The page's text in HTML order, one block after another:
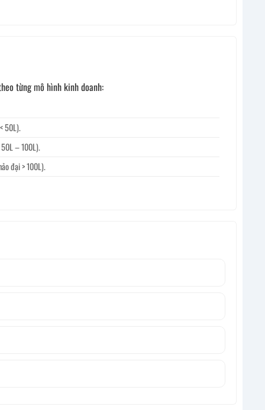
từng mô hình kinh doanh:
50L).
50L – 100L).
đại > 100L).